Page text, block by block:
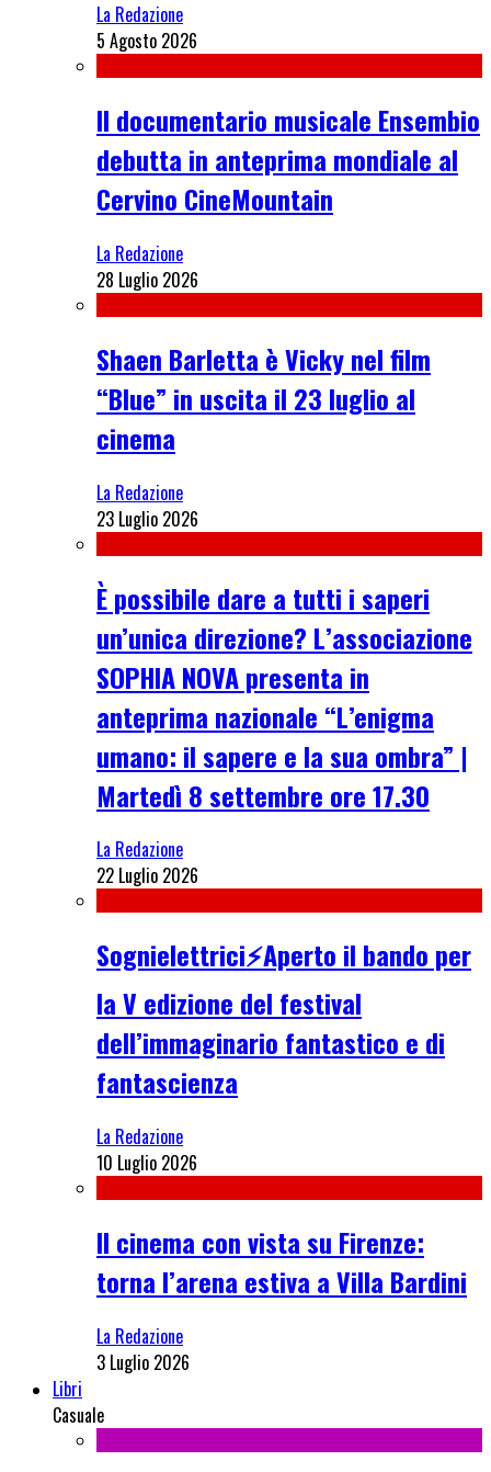
La Redazione
5 Agosto 2026
Il documentario musicale Ensembio
debutta in anteprima mondiale al
Cervino CineMountain
La Redazione
28 Luglio 2026
Shaen Barletta è Vicky nel film
“Blue” in uscita il 23 luglio al
cinema
La Redazione
23 Luglio 2026
È possibile dare a tutti i saperi
un’unica direzione? L’associazione
SOPHIA NOVA presenta in
anteprima nazionale “L’enigma
umano: il sapere e la sua ombra” |
Martedì 8 settembre ore 17.30
La Redazione
22 Luglio 2026
Sognielettrici⚡Aperto il bando per
la V edizione del festival
dell’immaginario fantastico e di
fantascienza
La Redazione
10 Luglio 2026
Il cinema con vista su Firenze:
torna l’arena estiva a Villa Bardini
La Redazione
3 Luglio 2026
Libri
Casuale